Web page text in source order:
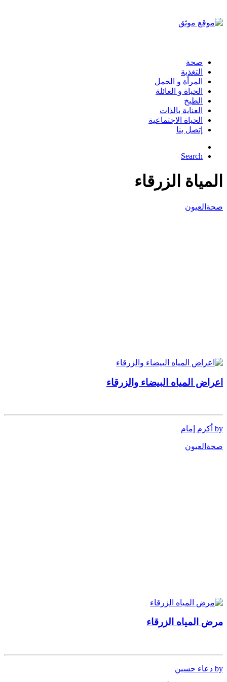
صحة
التغذية
المرأة و الحمل
الحياة و العائلة
الطبخ
العناية بالذات
الحياة الاجتماعية
إتصل بنا
Search
المياة الزرقاء
صحة العيون
اعراض المياه البيضاء والزرقاء
by أكرم إمام
صحة العيون
مرض المياه الزرقاء
by دعاء حسين